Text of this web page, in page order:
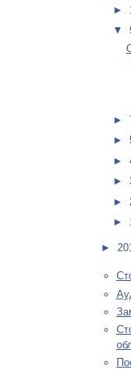
►
▼
►
►
►
►
►
►
►